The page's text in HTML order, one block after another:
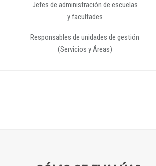
Jefes de administración de escuelas
y facultades
Responsables de unidades de gestión
(Servicios y Áreas)